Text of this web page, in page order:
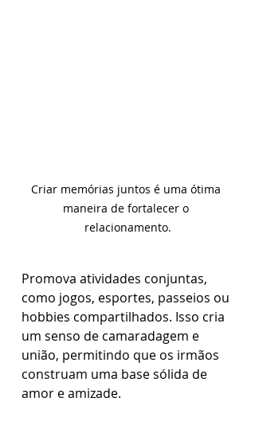
Criar memórias juntos é uma ótima
maneira de fortalecer o
relacionamento.
Promova atividades conjuntas,
como jogos, esportes, passeios ou
hobbies compartilhados. Isso cria
um senso de camaradagem e
união, permitindo que os irmãos
construam uma base sólida de
amor e amizade.